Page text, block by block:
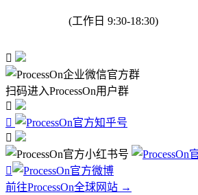
(工作日 9:30-18:30)

扫码进入ProcessOn用户群




前往ProcessOn全球网站 →